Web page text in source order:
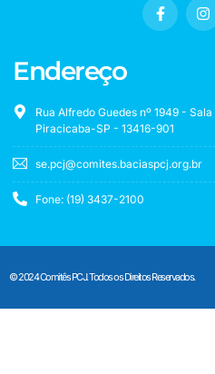
Endereço
Rua Alfredo Guedes nº 1949 -
Piracicaba-SP - 13416-901
se.pcj@comites.baciaspcj.org.br
Fone: (19) 3437-2100
© 2024 Comitês PCJ. Todos os Direitos Reservados.